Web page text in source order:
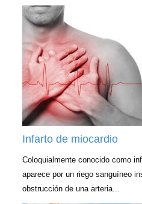
Infarto de miocardio
Coloquialmente conocido como
aparece por un riego sanguíneo
obstrucción de una arteria...